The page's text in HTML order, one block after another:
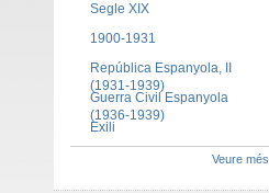
Segle XIX
1900-1931
República Espanyola, II
(1931-1939)
Guerra Civil Espanyola
(1936-1939)
Exili
Veure més